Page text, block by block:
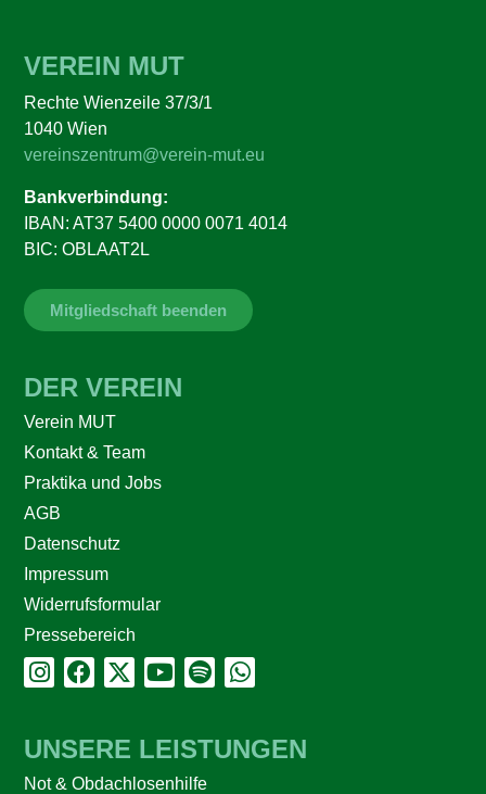
VEREIN MUT
Rechte Wienzeile 37/3/1
1040 Wien
vereinszentrum@verein-mut.eu
Bankverbindung:
IBAN: AT37 5400 0000 0071 4014
BIC: OBLAAT2L
Mitgliedschaft beenden
DER VEREIN
Verein MUT
Kontakt & Team
Praktika und Jobs
AGB
Datenschutz
Impressum
Widerrufsformular
Pressebereich
UNSERE LEISTUNGEN
Not & Obdachlosenhilfe